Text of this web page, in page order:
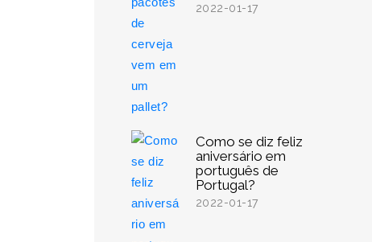
2022-01-17
Como se diz feliz
aniversário em
português de
Portugal?
2022-01-17